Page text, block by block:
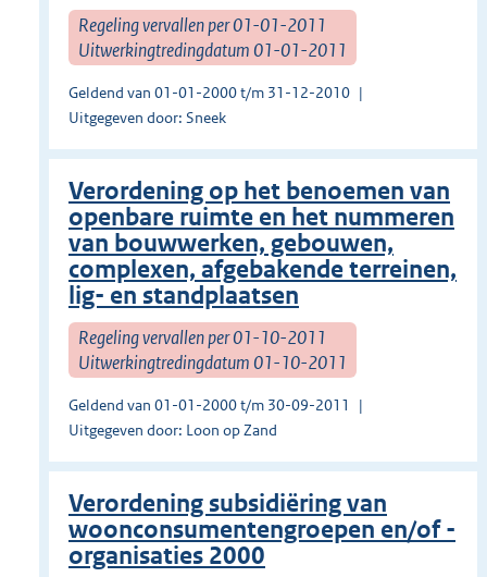
Regeling vervallen per 01-01-2011
Uitwerkingtredingdatum 01-01-2011
Geldend van 01-01-2000 t/m 31-12-2010
Uitgegeven door: Sneek
Verordening op het benoemen van
openbare ruimte en het nummeren
van bouwwerken, gebouwen,
complexen, afgebakende terreinen,
lig- en standplaatsen
Regeling vervallen per 01-10-2011
Uitwerkingtredingdatum 01-10-2011
Geldend van 01-01-2000 t/m 30-09-2011
Uitgegeven door: Loon op Zand
Verordening subsidiëring van
woonconsumentengroepen en/of -
organisaties 2000